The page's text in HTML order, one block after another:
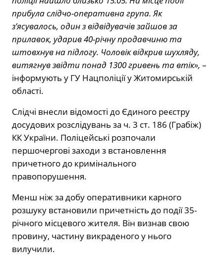
прибула слідчо-оперативна група. Як
з’ясувалось, один з відвідувачів зайшов за
прилавок, ударив 40-річну продавчиню та
штовхнув на підлогу. Чоловік відкрив шухляду,
витягнув звідти понад 1300 гривень та втік», –
інформують у ГУ Нацполіції у Житомирській
області.
Слідчі внесли відомості до Єдиного реєстру
досудових розслідувань за ч. 3 ст. 186 (Грабіж)
КК України. Поліцейські розпочали
першочергові заходи з встановлення
причетного до кримінального
правопорушення.
Менш ніж за добу оперативники карного
розшуку встановили причетність до події 35-
річного місцевого жителя. Він визнав свою
провину, частину викраденого у нього
вилучили.